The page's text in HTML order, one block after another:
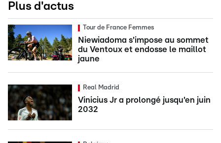
Plus d'actus
Tour de France Femmes
Niewiadoma s'impose au sommet
du Ventoux et endosse le maillot
jaune
Real Madrid
Vinicius Jr a prolongé jusqu'en juin
2032